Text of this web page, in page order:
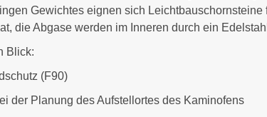
Gewichtes eignen sich
die Abgase werden im Inneren durch ein
Blick:
(F90)
der Planung des Aufstellortes des Kaminofens